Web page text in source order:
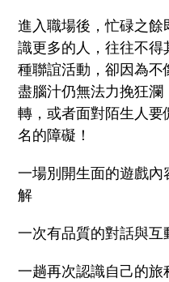
進入職場後，忙碌之
識更多的人，往往不
種聯誼活動，卻因為
盡腦汁仍無法力挽狂
轉，或者面對陌生人
名的障礙！
一場別開生面的遊戲
解
一次有品質的對話與
一趟再次認識自己的